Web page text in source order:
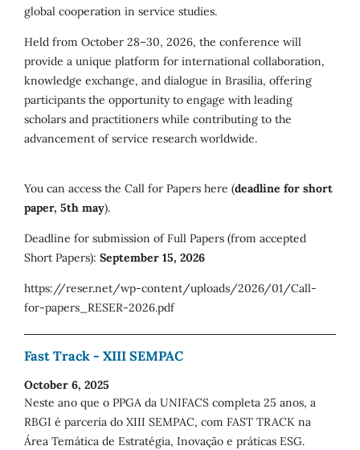
global cooperation in service studies.
Held from October 28–30, 2026, the conference will
provide a unique platform for international collaboration,
knowledge exchange, and dialogue in Brasília, offering
participants the opportunity to engage with leading
scholars and practitioners while contributing to the
advancement of service research worldwide.
You can access the Call for Papers here (deadline for short
paper, 5th may).
Deadline for submission of Full Papers (from accepted
Short Papers): September 15, 2026
https://reser.net/wp-content/uploads/2026/01/Call-
for-papers_RESER-2026.pdf
Fast Track - XIII SEMPAC
October 6, 2025
Neste ano que o PPGA da UNIFACS completa 25 anos, a
RBGI é parceria do XIII SEMPAC, com FAST TRACK na
Área Temática de Estratégia, Inovação e práticas ESG.